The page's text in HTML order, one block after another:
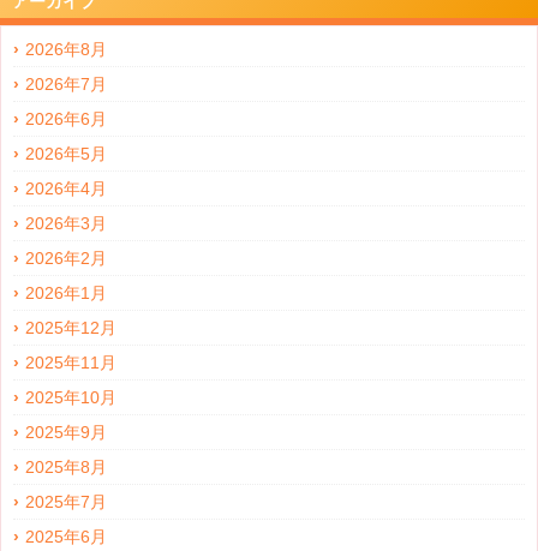
2026年8月
2026年7月
2026年6月
2026年5月
2026年4月
2026年3月
2026年2月
2026年1月
2025年12月
2025年11月
2025年10月
2025年9月
2025年8月
2025年7月
2025年6月